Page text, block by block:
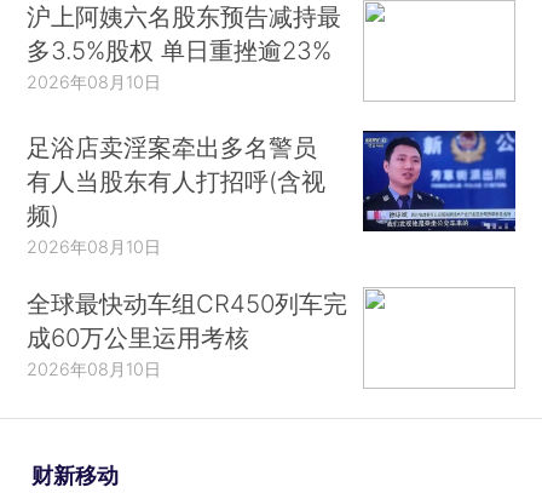
沪上阿姨六名股东预告减持最
多3.5%股权 单日重挫逾23%
2026年08月10日
足浴店卖淫案牵出多名警员
有人当股东有人打招呼(含视
频)
2026年08月10日
全球最快动车组CR450列车完
成60万公里运用考核
2026年08月10日
财新移动